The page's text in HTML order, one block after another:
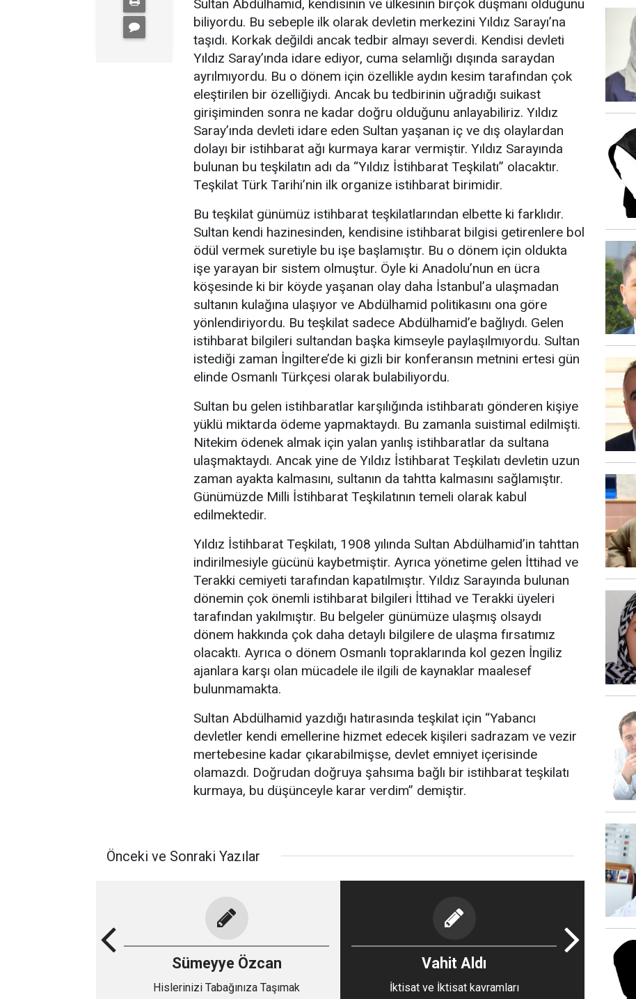
Sultan Abdülhamid, kendisinin ve ülkesinin birçok düşmanı olduğunu
biliyordu. Bu sebeple ilk olarak devletin merkezini Yıldız Sarayı’na
taşıdı. Korkak değildi ancak tedbir almayı severdi. Kendisi devleti
Yıldız Saray’ında idare ediyor, cuma selamlığı dışında saraydan
ayrılmıyordu. Bu o dönem için özellikle aydın kesim tarafından çok
eleştirilen bir özelliğiydi. Ancak bu tedbirinin uğradığı suikast
girişiminden sonra ne kadar doğru olduğunu anlayabiliriz. Yıldız
Saray’ında devleti idare eden Sultan yaşanan iç ve dış olaylardan
dolayı bir istihbarat ağı kurmaya karar vermiştir. Yıldız Sarayında
bulunan bu teşkilatın adı da “Yıldız İstihbarat Teşkilatı” olacaktır.
Teşkilat Türk Tarihi’nin ilk organize istihbarat birimidir.
Bu teşkilat günümüz istihbarat teşkilatlarından elbette ki farklıdır.
Sultan kendi hazinesinden, kendisine istihbarat bilgisi getirenlere bol
ödül vermek suretiyle bu işe başlamıştır. Bu o dönem için oldukta
işe yarayan bir sistem olmuştur. Öyle ki Anadolu’nun en ücra
köşesinde ki bir köyde yaşanan olay daha İstanbul’a ulaşmadan
sultanın kulağına ulaşıyor ve Abdülhamid politikasını ona göre
yönlendiriyordu. Bu teşkilat sadece Abdülhamid’e bağlıydı. Gelen
istihbarat bilgileri sultandan başka kimseyle paylaşılmıyordu. Sultan
istediği zaman İngiltere’de ki gizli bir konferansın metnini ertesi gün
elinde Osmanlı Türkçesi olarak bulabiliyordu.
Sultan bu gelen istihbaratlar karşılığında istihbaratı gönderen kişiye
yüklü miktarda ödeme yapmaktaydı. Bu zamanla suistimal edilmişti.
Nitekim ödenek almak için yalan yanlış istihbaratlar da sultana
ulaşmaktaydı. Ancak yine de Yıldız İstihbarat Teşkilatı devletin uzun
zaman ayakta kalmasını, sultanın da tahtta kalmasını sağlamıştır.
Günümüzde Milli İstihbarat Teşkilatının temeli olarak kabul
edilmektedir.
Yıldız İstihbarat Teşkilatı, 1908 yılında Sultan Abdülhamid’in tahttan
indirilmesiyle gücünü kaybetmiştir. Ayrıca yönetime gelen İttihad ve
Terakki cemiyeti tarafından kapatılmıştır. Yıldız Sarayında bulunan
dönemin çok önemli istihbarat bilgileri İttihad ve Terakki üyeleri
tarafından yakılmıştır. Bu belgeler günümüze ulaşmış olsaydı
dönem hakkında çok daha detaylı bilgilere de ulaşma fırsatımız
olacaktı. Ayrıca o dönem Osmanlı topraklarında kol gezen İngiliz
ajanlara karşı olan mücadele ile ilgili de kaynaklar maalesef
bulunmamakta.
Sultan Abdülhamid yazdığı hatırasında teşkilat için “Yabancı
devletler kendi emellerine hizmet edecek kişileri sadrazam ve vezir
mertebesine kadar çıkarabilmişse, devlet emniyet içerisinde
olamazdı. Doğrudan doğruya şahsıma bağlı bir istihbarat teşkilatı
kurmaya, bu düşünceyle karar verdim” demiştir.
Önceki ve Sonraki Yazılar
Sümeyye Özcan
Hislerinizi Tabağınıza Taşımak
Vahit Aldı
İktisat ve İktisat kavramları